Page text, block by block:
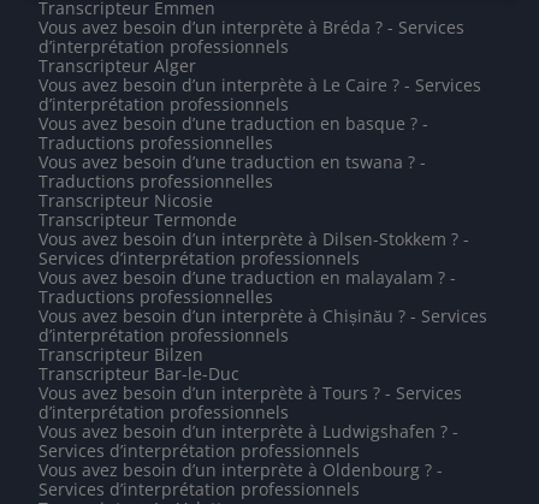
Transcripteur Emmen
Vous avez besoin d’un interprète à Bréda ? - Services
d’interprétation professionnels
Transcripteur Alger
Vous avez besoin d’un interprète à Le Caire ? - Services
d’interprétation professionnels
Vous avez besoin d’une traduction en basque ? -
Traductions professionnelles
Vous avez besoin d’une traduction en tswana ? -
Traductions professionnelles
Transcripteur Nicosie
Transcripteur Termonde
Vous avez besoin d’un interprète à Dilsen-Stokkem ? -
Services d’interprétation professionnels
Vous avez besoin d’une traduction en malayalam ? -
Traductions professionnelles
Vous avez besoin d’un interprète à Chișinău ? - Services
d’interprétation professionnels
Transcripteur Bilzen
Transcripteur Bar-le-Duc
Vous avez besoin d’un interprète à Tours ? - Services
d’interprétation professionnels
Vous avez besoin d’un interprète à Ludwigshafen ? -
Services d’interprétation professionnels
Vous avez besoin d’un interprète à Oldenbourg ? -
Services d’interprétation professionnels